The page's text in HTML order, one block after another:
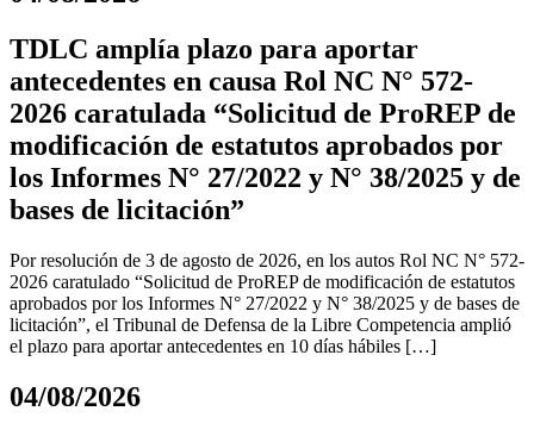
TDLC amplía plazo para aportar
antecedentes en causa Rol NC N° 572-
2026 caratulada “Solicitud de ProREP de
modificación de estatutos aprobados por
los Informes N° 27/2022 y N° 38/2025 y de
bases de licitación”
Por resolución de 3 de agosto de 2026, en los autos Rol NC N° 572-
2026 caratulado “Solicitud de ProREP de modificación de estatutos
aprobados por los Informes N° 27/2022 y N° 38/2025 y de bases de
licitación”, el Tribunal de Defensa de la Libre Competencia amplió
el plazo para aportar antecedentes en 10 días hábiles […]
04/08/2026